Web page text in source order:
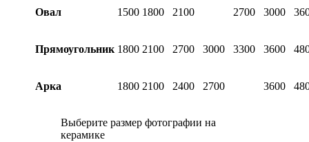
Овал 1500 1800 2100 2700 3000
Прямоугольник 1800 2100 2700 3000 3300 3600
Арка 1800 2100 2400 2700 3600
Выберите размер фотографии на
керамике